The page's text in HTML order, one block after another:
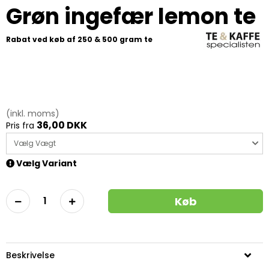
Grøn ingefær lemon te
Rabat ved køb af 250 & 500 gram te
(inkl. moms)
Pris fra 36,00 DKK
Vælg Vægt
Vælg Variant
Køb
Beskrivelse